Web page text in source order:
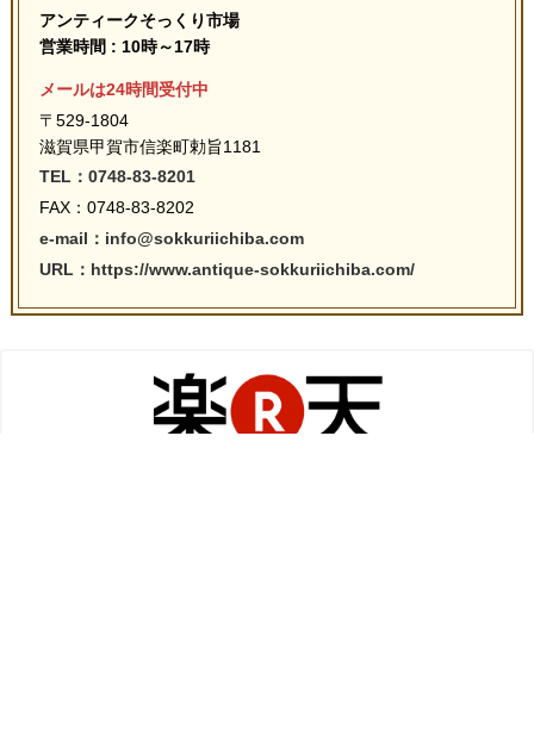
アンティークそっくり市場
営業時間 : 10時～17時
メールは24時間受付中
〒529-1804
滋賀県甲賀市信楽町勅旨1181
TEL：0748-83-8201
FAX：0748-83-8202
e-mail：info@sokkuriichiba.com
URL：https://www.antique-sokkuriichiba.com/